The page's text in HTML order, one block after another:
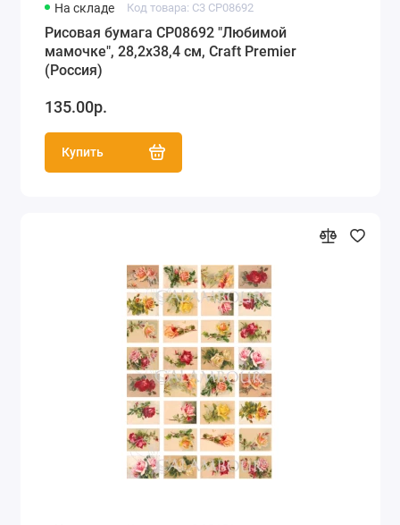
На складе Код товара: C3 CP08692
Рисовая бумага CP08692 "Любимой
мамочке", 28,2х38,4 см, Craft Premier
(Россия)
135.00р.
Купить